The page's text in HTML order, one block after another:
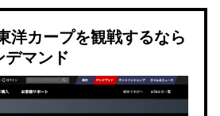
洋カープを観戦するなら
デマンド